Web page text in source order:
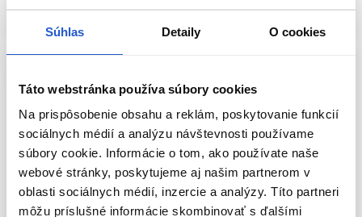
Súhlas Detaily O cookies
Táto webstránka používa súbory cookies
Na prispôsobenie obsahu a reklám, poskytovanie funkcií
sociálnych médií a analýzu návštevnosti používame
súbory cookie. Informácie o tom, ako používate naše
webové stránky, poskytujeme aj našim partnerom v
oblasti sociálnych médií, inzercie a analýzy. Títo partneri
môžu príslušné informácie skombinovať s ďalšími